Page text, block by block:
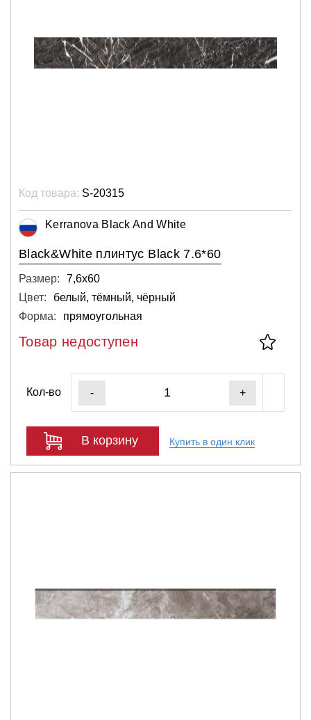
Код товара: S-20315
Kerranova Black And White
Black&White плинтус Black 7.6*60
Размер:
7,6х60
Цвет:
белый, тёмный, чёрный
Форма:
прямоугольная
Товар недоступен
Кол-во - +
В корзину Купить в один клик